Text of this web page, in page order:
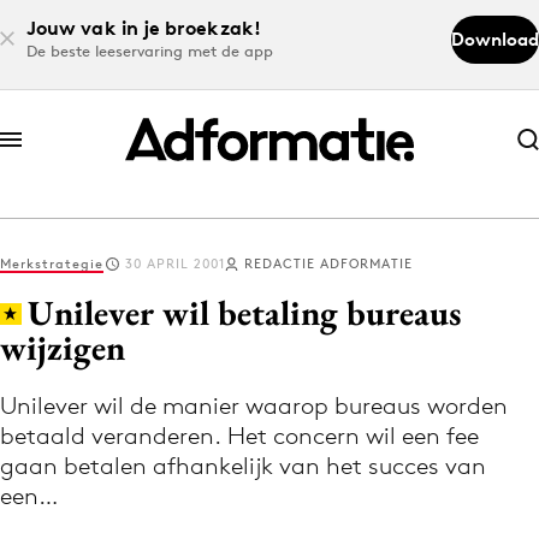
Jouw vak in je broekzak!
De beste leeservaring met de app
Download
Abonneer nu
Abonneer nu
Log in
Volg het laatste nieuws via de Adformatie
Nieuws app
Merkstrategie 30 APRIL 2001 REDACTIE ADFORMATIE
Unilever wil betaling bureaus
wijzigen
Unilever wil de manier waarop bureaus worden
betaald veranderen. Het concern wil een fee
gaan betalen afhankelijk van het succes van
een…